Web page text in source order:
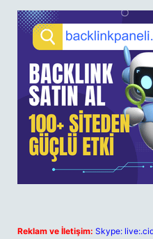
Reklam ve İletişim: Skype: